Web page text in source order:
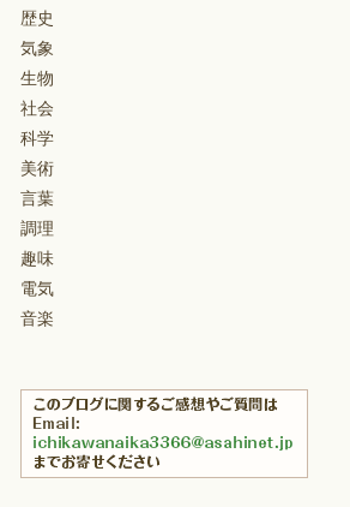
歴史
気象
生物
社会
科学
美術
言葉
調理
趣味
電気
音楽